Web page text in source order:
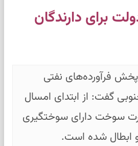
برای دارندگان
فرآورده‌های نفتی
گفت: از ابتدای امسال
کارت سوخت دارای سوختگیری
ابطال شده است.